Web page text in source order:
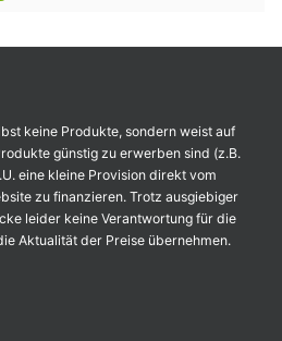
keine Produkte, sondern weist auf
günstig zu erwerben sind (z.B.
eine kleine Provision direkt vom
zu finanzieren. Trotz ausgiebiger
leider keine Verantwortung für die
Aktualität der Preise übernehmen.